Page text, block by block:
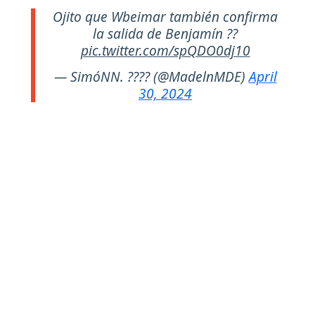
Ojito que Wbeimar también confirma
la salida de Benjamín ??
pic.twitter.com/spQDO0dj10
— SimóNN. ???? (@MadelnMDE)April
30, 2024